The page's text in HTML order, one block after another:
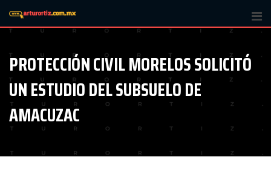
content
PROTECCIÓN CIVIL MORELOS SOLICITÓ
UN ESTUDIO DEL SUBSUELO DE
AMACUZAC